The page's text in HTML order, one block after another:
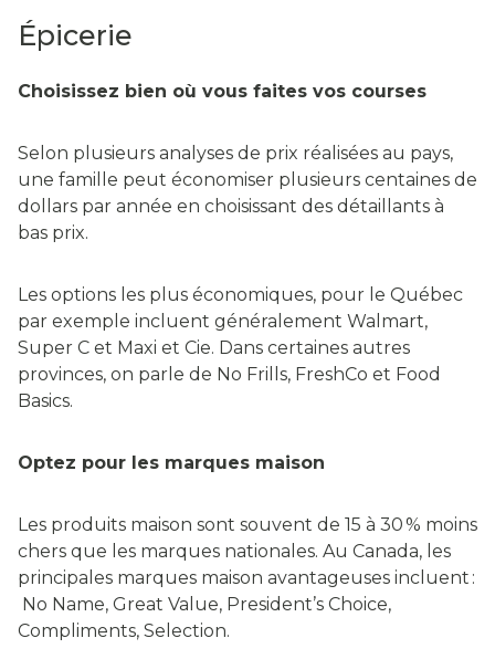
Épicerie
Choisissez bien où vous faites vos courses
Selon plusieurs analyses de prix réalisées au pays,
une famille peut économiser plusieurs centaines de
dollars par année en choisissant des détaillants à
bas prix.
Les options les plus économiques, pour le Québec
par exemple incluent généralement Walmart,
Super C et Maxi et Cie. Dans certaines autres
provinces, on parle de No Frills, FreshCo et Food
Basics.
Optez pour les marques maison
Les produits maison sont souvent de 15 à 30 % moins
chers que les marques nationales. Au Canada, les
principales marques maison avantageuses incluent :
No Name, Great Value, President’s Choice,
Compliments, Selection.